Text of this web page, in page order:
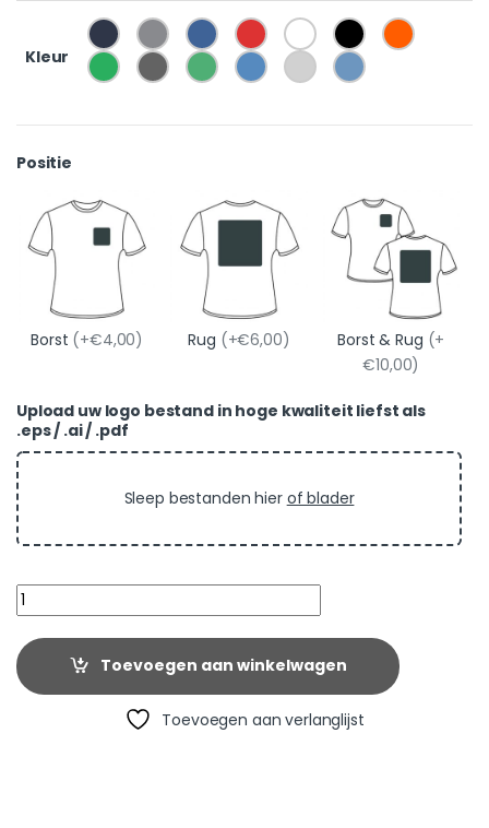
Kleur
Positie
Borst (+€4,00) Rug (+€6,00) Borst & Rug (+
€10,00)
Upload uw logo bestand in hoge kwaliteit liefst als
.eps / .ai / .pdf
Sleep bestanden hier of blader
Quantity
Toevoegen aan winkelwagen
Toevoegen aan verlanglijst